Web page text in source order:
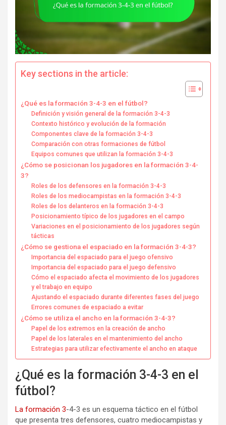
Key sections in the article:
¿Qué es la formación 3-4-3 en el fútbol?
Definición y visión general de la formación 3-4-3
Contexto histórico y evolución de la formación
Componentes clave de la formación 3-4-3
Comparación con otras formaciones de fútbol
Equipos comunes que utilizan la formación 3-4-3
¿Cómo se posicionan los jugadores en la formación 3-4-
3?
Roles de los defensores en la formación 3-4-3
Roles de los mediocampistas en la formación 3-4-3
Roles de los delanteros en la formación 3-4-3
Posicionamiento típico de los jugadores en el campo
Variaciones en el posicionamiento de los jugadores según
tácticas
¿Cómo se gestiona el espaciado en la formación 3-4-3?
Importancia del espaciado para el juego ofensivo
Importancia del espaciado para el juego defensivo
Cómo el espaciado afecta el movimiento de los jugadores
y el trabajo en equipo
Ajustando el espaciado durante diferentes fases del juego
Errores comunes de espaciado a evitar
¿Cómo se utiliza el ancho en la formación 3-4-3?
Papel de los extremos en la creación de ancho
Papel de los laterales en el mantenimiento del ancho
Estrategias para utilizar efectivamente el ancho en ataque
¿Qué es la formación 3-4-3 en el
fútbol?
La formación 3-4-3 es un esquema táctico en el fútbol
que presenta tres defensores, cuatro mediocampistas y